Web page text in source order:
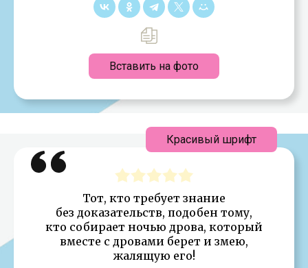
Вставить на фото
Тот, кто требует знание
без доказательств, подобен тому,
кто собирает ночью дрова, который
вместе с дровами берет и змею,
жалящую его!
Красивый шрифт